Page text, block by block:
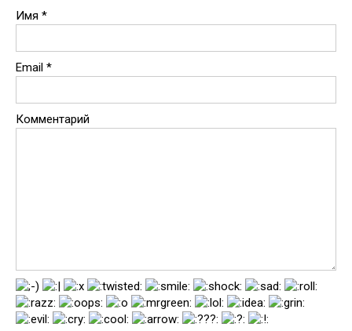
Имя *
Email *
Комментарий